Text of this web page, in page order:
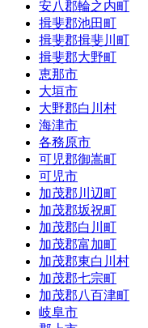
安八郡輪之内町
揖斐郡池田町
揖斐郡揖斐川町
揖斐郡大野町
恵那市
大垣市
大野郡白川村
海津市
各務原市
可児郡御嵩町
可児市
加茂郡川辺町
加茂郡坂祝町
加茂郡白川町
加茂郡富加町
加茂郡東白川村
加茂郡七宗町
加茂郡八百津町
岐阜市